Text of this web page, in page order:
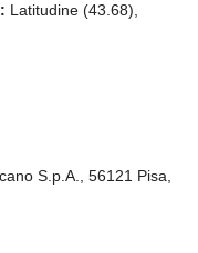
Latitudine (43.68),
S.p.A., 56121 Pisa,